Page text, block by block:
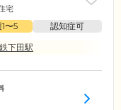
宅
〜5
認知症可
下田駅